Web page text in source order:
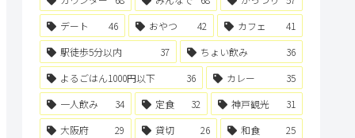
デート
46 おやつ 42 カフェ
41
駅徒歩5分以内
37 ちょい飲み
36
よるごはん1000円以下
36 カレー
35
一人飲み
34 定食 32 神戸観光
31
大阪府
29 貸切 26 和食
25